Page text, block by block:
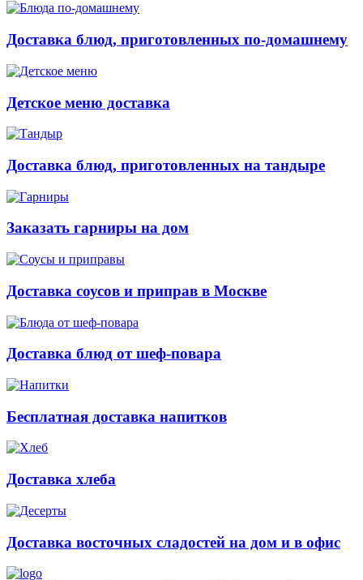
Доставка блюд, приготовленных по-домашнему
Детское меню доставка
Доставка блюд, приготовленных на тандыре
Заказать гарниры на дом
Доставка соусов и приправ в Москве
Доставка блюд от шеф-повара
Бесплатная доставка напитков
Доставка хлеба
Доставка восточных сладостей на дом и в офис